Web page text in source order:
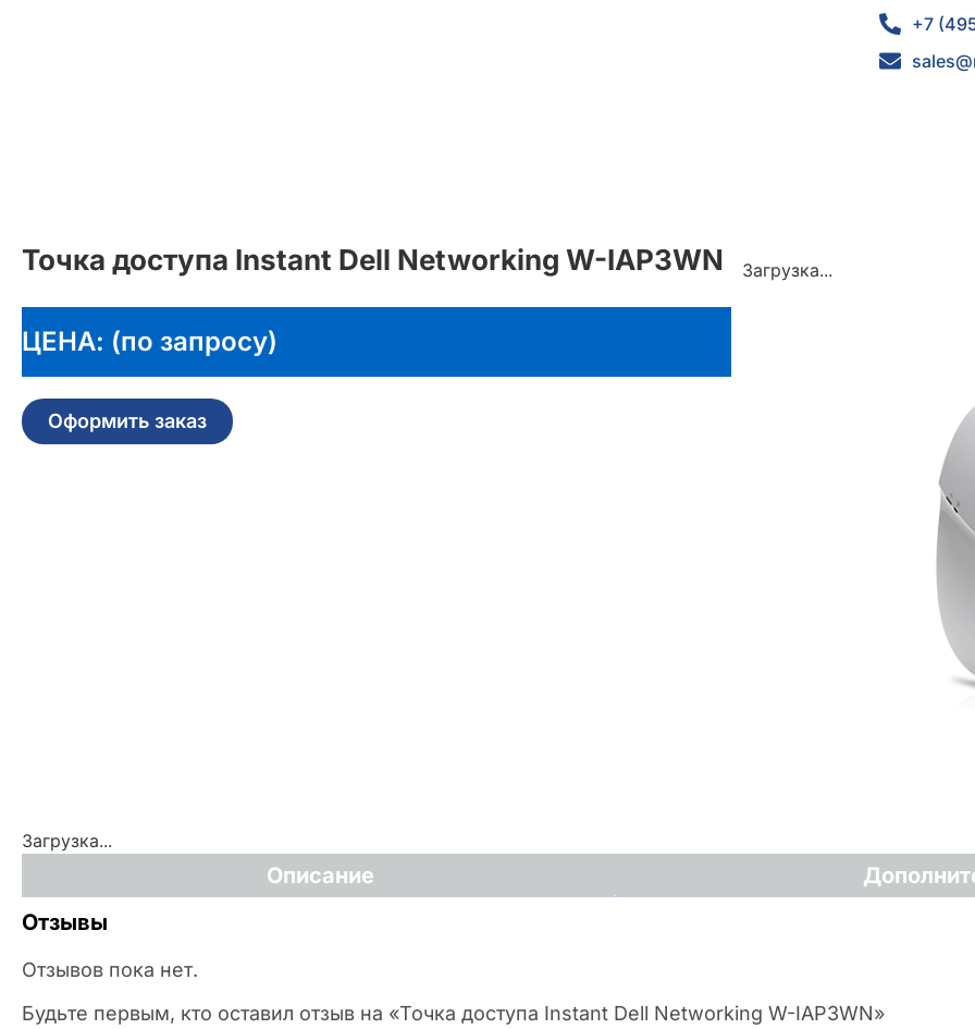
+7
Точка доступа Instant Dell Networking W-IAP3WN
ЦЕНА: (по запросу)
Оформить заказ
Загрузка...
Загрузка...
Описание
Отзывы
Отзывов пока нет.
Будьте первым, кто оставил отзыв на «Точка доступа Instant Dell Networking W-IAP3WN»